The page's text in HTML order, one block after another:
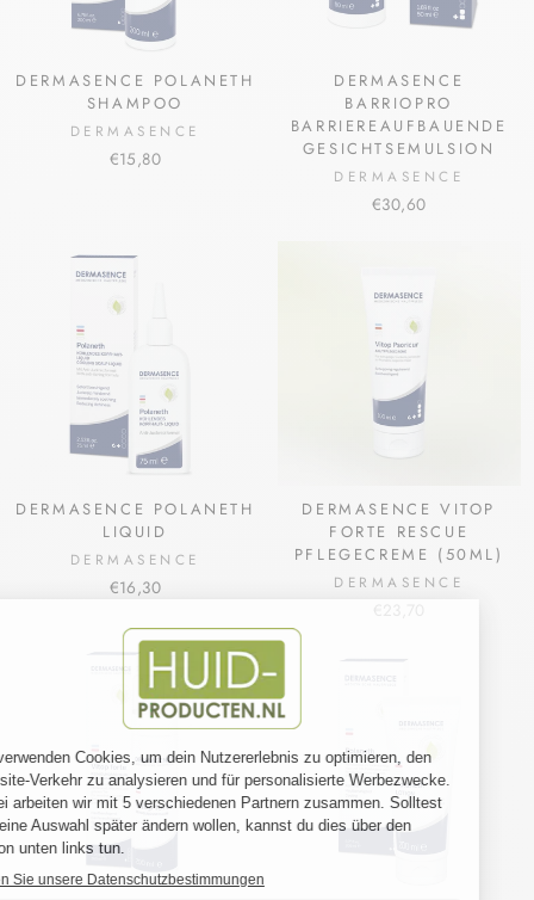
DERMASENCE POLANETH
SHAMPOO
DERMASENCE
€15,80
DERMASENCE
BARRIOPRO
BARRIEREAUFBAUENDE
GESICHTSEMULSION
DERMASENCE
€30,60
DERMASENCE POLANETH
LIQUID
DERMASENCE
€16,30
DERMASENCE VITOP
FORTE RESCUE
PFLEGECREME (50ML)
DERMASENCE